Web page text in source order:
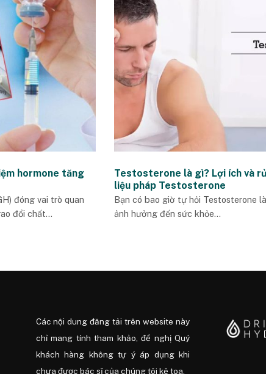
hormone tăng
đóng vai trò quan
đổi chất...
Testosterone là gì? Lợi ích và
liệu pháp Testosterone
Bạn có bao giờ tự hỏi Testosterone
ảnh hưởng đến sức khỏe...
Các nội dung đăng tải trên website này
chỉ mang tính tham khảo, đề nghị Quý
khách hàng không tự ý áp dụng khi
chưa được bác sĩ của chúng tôi kê toa.